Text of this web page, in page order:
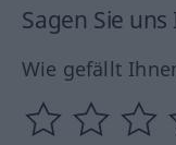
Sagen Sie
Wie gefällt